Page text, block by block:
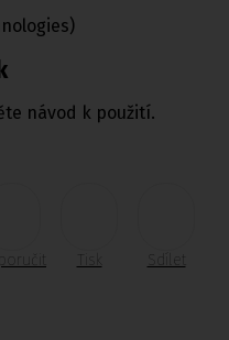
návod k použití.
Tisk Sdílet